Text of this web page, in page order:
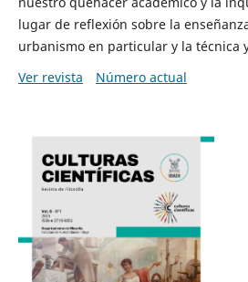
lugar de reflexión sobre la
urbanismo en particular y la técnica
Ver revista
Número actual